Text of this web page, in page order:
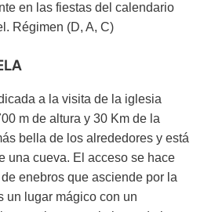
en las fiestas del calendario
Régimen (D, A, C)
a la visita de la iglesia
m de altura y 30 Km de la
bella de los alrededores y está
una cueva. El acceso se hace
enebros que asciende por la
un lugar mágico con un